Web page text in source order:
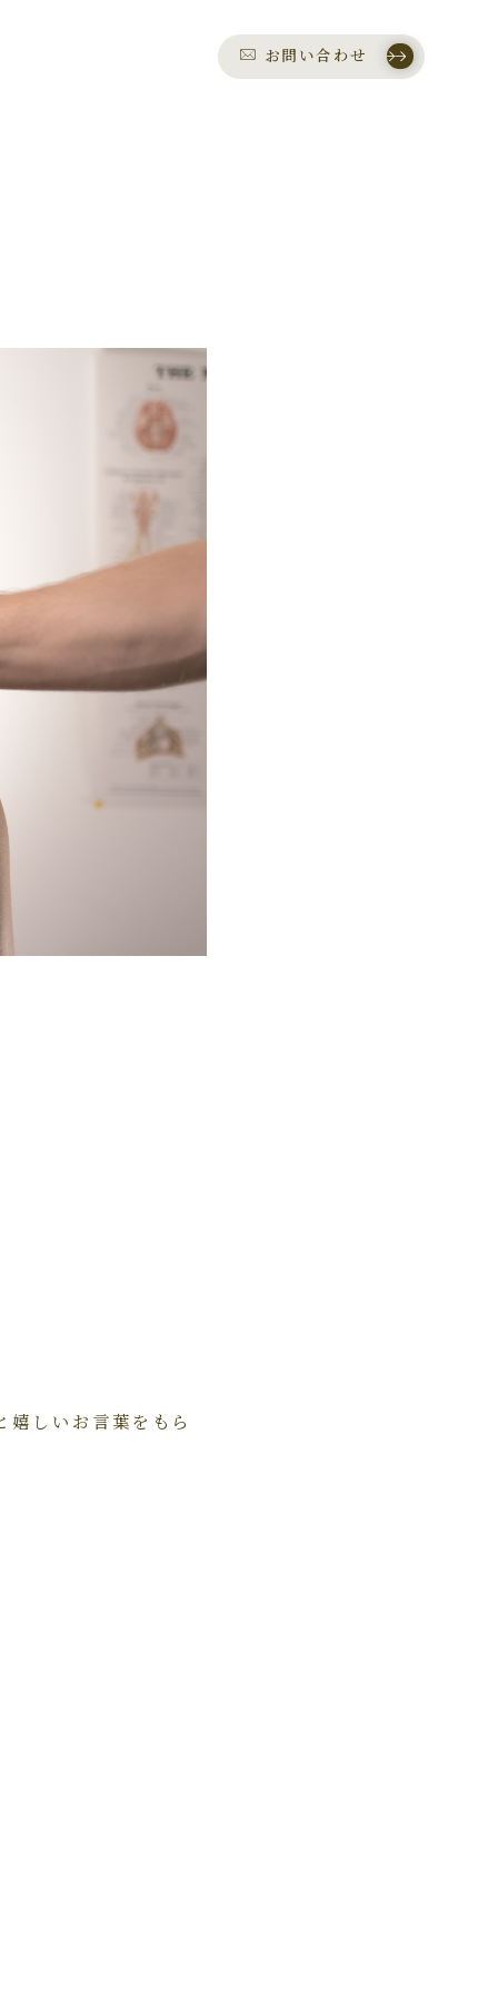
お問い合わせ
しいお言葉をもら